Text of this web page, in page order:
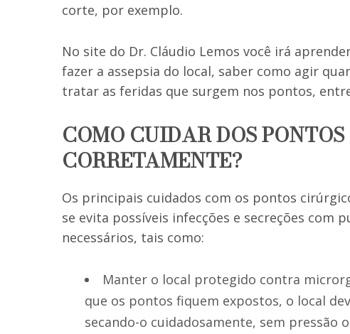
corte, por exemplo.
No site do Dr. Cláudio Lemos você irá
fazer a assepsia do local, saber como agir
tratar as feridas que surgem nos pontos,
COMO CUIDAR DOS
CORRETAMENTE?
Os principais cuidados com os pontos
se evita possíveis infecções e secreções com
necessários, tais como:
Manter o local protegido contra
que os pontos fiquem expostos, o local
secando-o cuidadosamente, sem pressão